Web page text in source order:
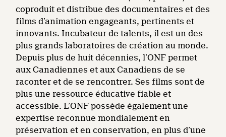
coproduit et distribue des documentaires et des
films d’animation engageants, pertinents et
innovants. Incubateur de talents, il est un des
plus grands laboratoires de création au monde.
Depuis plus de huit décennies, l’ONF permet
aux Canadiennes et aux Canadiens de se
raconter et de se rencontrer. Ses films sont de
plus une ressource éducative fiable et
accessible. L’ONF possède également une
expertise reconnue mondialement en
préservation et en conservation, en plus d’une